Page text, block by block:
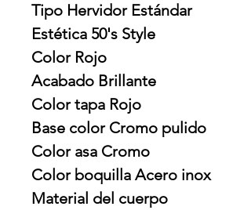
Tipo Hervidor Estándar
Estética 50's Style
Color Rojo
Acabado Brillante
Color tapa Rojo
Base color Cromo pulido
Color asa Cromo
Color boquilla Acero inox
Material del cuerpo